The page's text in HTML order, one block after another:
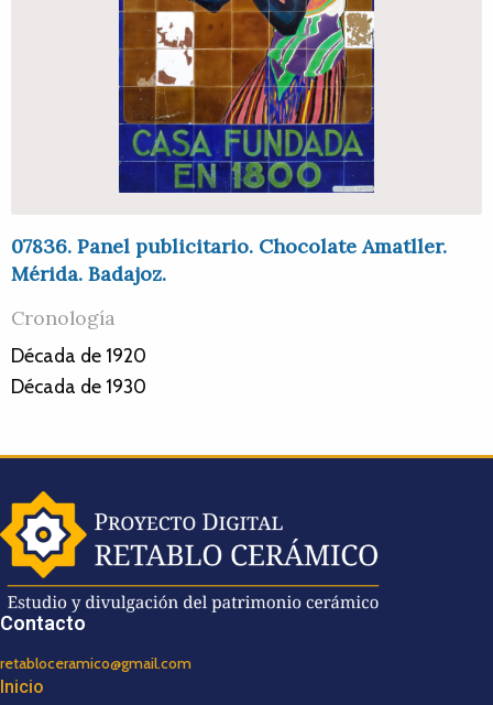
07836. Panel publicitario. Chocolate Amatller.
Mérida. Badajoz.
Cronología
Década de 1920
Década de 1930
Contacto
retabloceramico@gmail.com
Inicio